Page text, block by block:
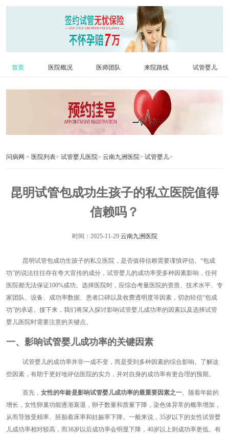
首页 医院概况 医师团队 来院路线 试管婴儿
问病网 > 医院列表> 试管婴儿医院> 云南九洲医院> 试管婴儿>
昆明试管包成功生孩子的私立医院值得
信赖吗？
时间：2025-11-29 云南九洲医院
昆明试管包成功生孩子的私立医院，是否值得信赖需要谨慎评估。“包成
功”的说法往往存在夸大宣传的成分，试管婴儿的成功率受多种因素影响，任何
医院都无法保证100%成功。选择医院时，应综合考量医院的资质、技术水平、专
家团队、设备、成功率数据、患者口碑以及收费透明度等因素，切勿轻信“包成
功”的承诺。接下来，我们将深入探讨影响试管婴儿成功率的因素以及选择试管
婴儿医院时需要注意的关键点。
一、影响试管婴儿成功率的关键因素
试管婴儿的成功率并非一成不变，而是受到多种因素的综合影响。了解这
些因素，有助于更好地评估医院的实力，并对自身的成功率有更合理的预期。
首先， 女性的年龄是影响试管婴儿成功率的最重要因素之一。随着年龄的
增长，女性卵巢功能逐渐衰退，卵子数量和质量下降，染色体异常的概率增加，
从而导致受精率、胚胎着床率和妊娠率下降。一般来说，35岁以下的女性试管婴
儿成功率相对较高，而38岁以后成功率会明显下降，40岁以上则成功率更低。有